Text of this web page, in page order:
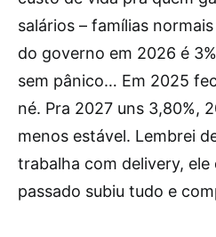
salários – famílias
do governo em 2026 é
sem pânico… Em 2025
né. Pra 2027 uns 3,80%,
menos estável. Lembrei
trabalha com delivery, ele
passado subiu tudo e